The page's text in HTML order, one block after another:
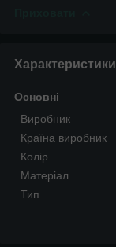
Характеристики
Основні
Виробник
Країна виробник
Колір
Матеріал
Тип